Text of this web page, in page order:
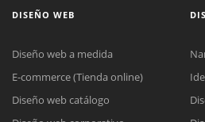
DISEÑO WEB
Diseño web a medida
E-commerce (Tienda online)
Diseño web catálogo